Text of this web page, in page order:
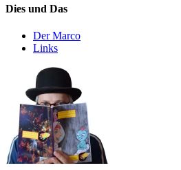
Dies und Das
Der Marco
Links